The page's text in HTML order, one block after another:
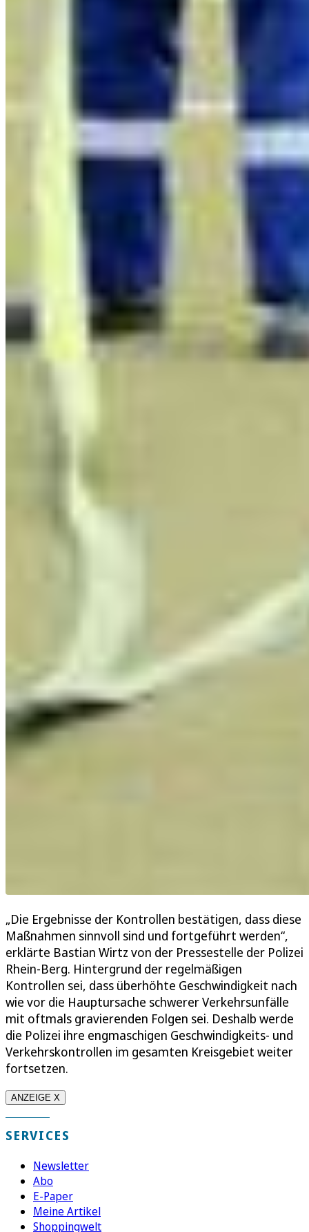
„Die Ergebnisse der Kontrollen bestätigen, dass diese
Maßnahmen sinnvoll sind und fortgeführt werden“,
erklärte Bastian Wirtz von der Pressestelle der Polizei
Rhein-Berg. Hintergrund der regelmäßigen
Kontrollen sei, dass überhöhte Geschwindigkeit nach
wie vor die Hauptursache schwerer Verkehrsunfälle
mit oftmals gravierenden Folgen sei. Deshalb werde
die Polizei ihre engmaschigen Geschwindigkeits- und
Verkehrskontrollen im gesamten Kreisgebiet weiter
fortsetzen.
ANZEIGE X
SERVICES
Newsletter
Abo
E-Paper
Meine Artikel
Shoppingwelt